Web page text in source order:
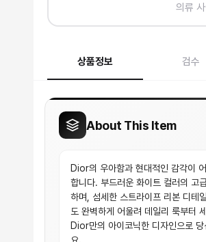
의류
상품정보 검수
About This Item
Dior의 우아함과 현대적인 감각이
합니다. 부드러운 화이트 컬러의 고
하며, 섬세한 스트라이프 리본 디테
도 완벽하게 어울려 데일리 룩부터
Dior만의 아이코닉한 디자인으로